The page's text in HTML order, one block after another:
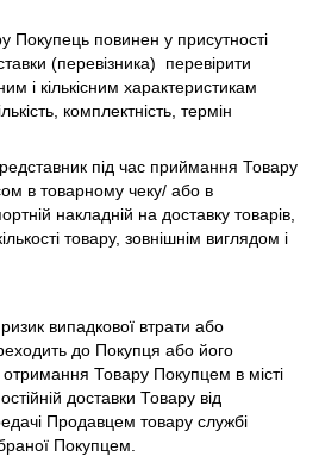
Покупець повинен у присутності
(перевізника) перевірити
і кількісним характеристикам
комплектність, термін
під час приймання Товару
в товарному чеку/ або в
накладній на доставку товарів,
товару, зовнішнім виглядом і
випадкової втрати або
до Покупця або його
Товару Покупцем в місті
доставки Товару від
Продавцем товару службі
Покупцем.